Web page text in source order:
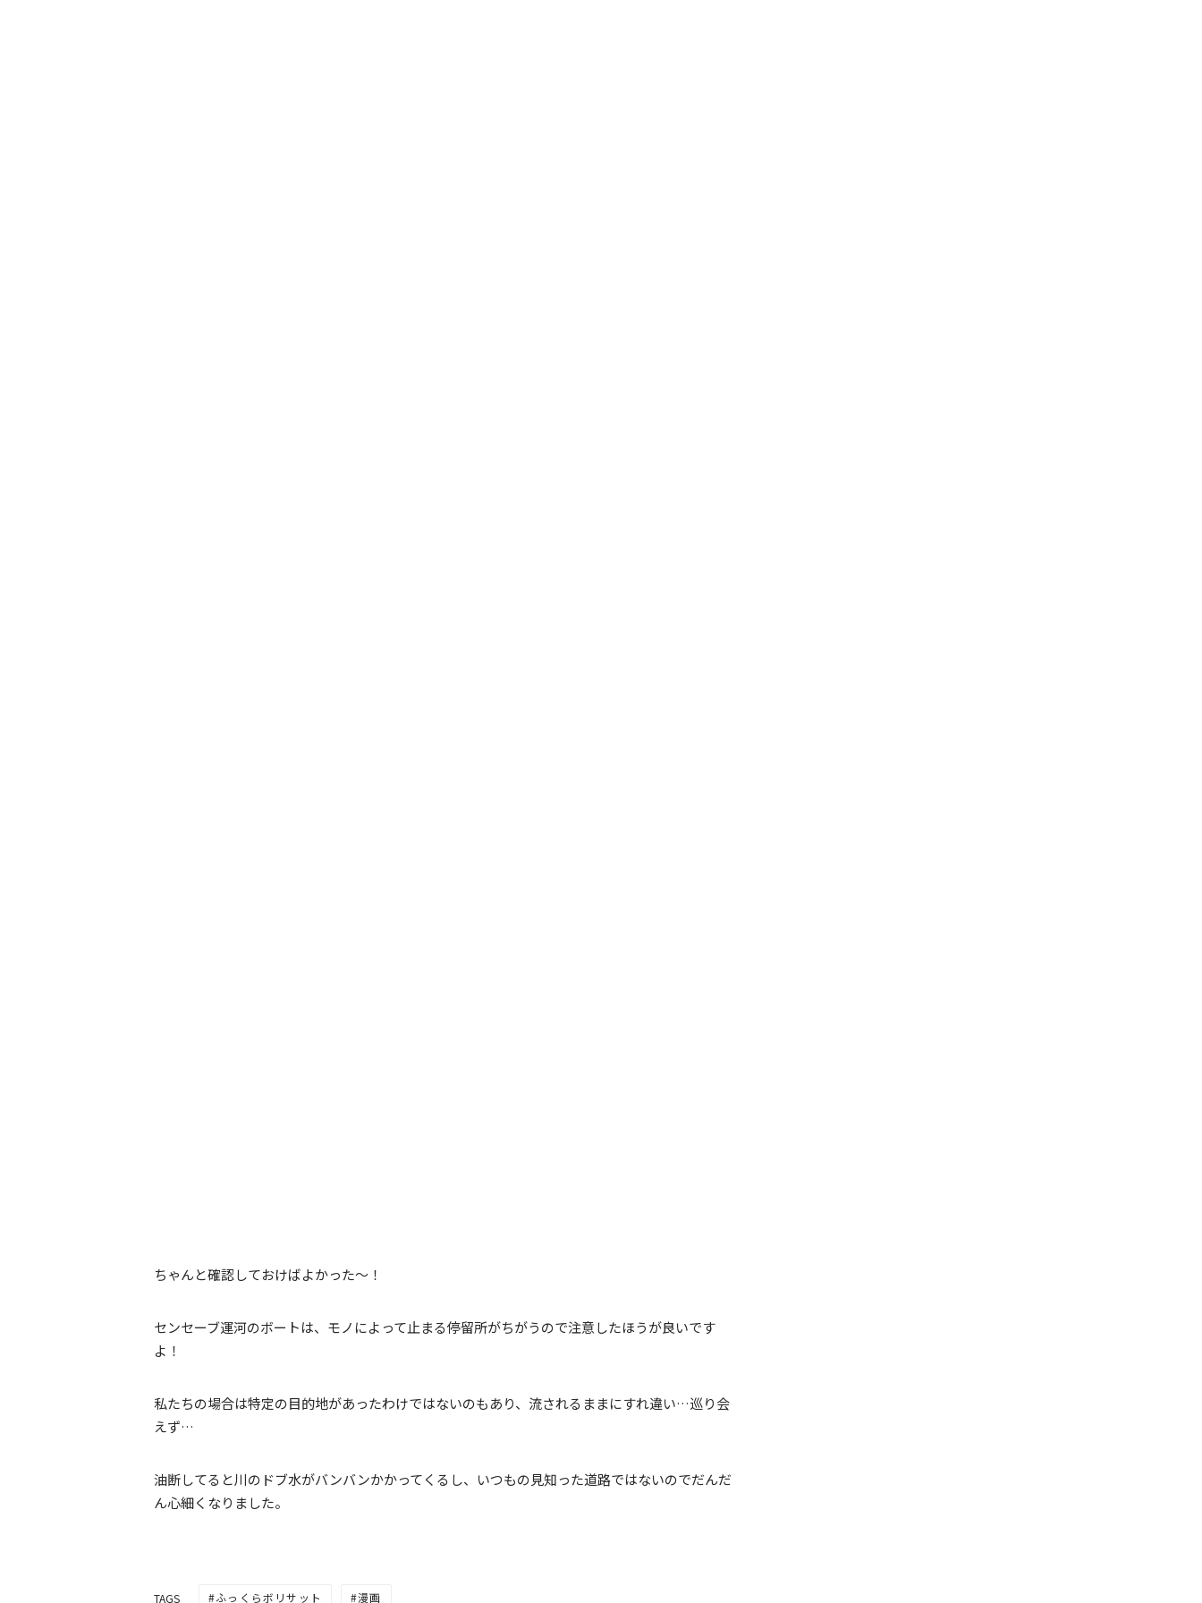
ちゃんと確認しておけばよかった～！
センセーブ運河のボートは、モノによって止まる停留所がちがうので注意したほうが良いです
よ！
私たちの場合は特定の目的地があったわけではないのもあり、流されるままにすれ違い…巡り会
えず…
油断してると川のドブ水がバンバンかかってくるし、いつもの見知った道路ではないのでだんだ
ん心細くなりました。
TAGS ふっくらボリサット 漫画